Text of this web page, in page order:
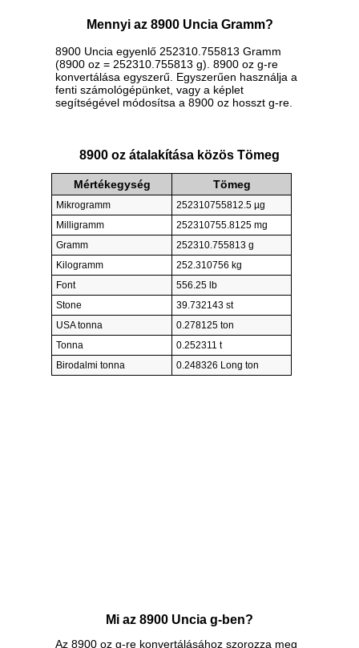
Mennyi az 8900 Uncia Gramm?
8900 Uncia egyenlő 252310.755813 Gramm
(8900 oz = 252310.755813 g). 8900 oz g-re
konvertálása egyszerű. Egyszerűen használja a
fenti számológépünket, vagy a képlet
segítségével módosítsa a 8900 oz hosszt g-re.
8900 oz átalakítása közös Tömeg
Mértékegység Tömeg
Mikrogramm
252310755812.5 µg
Milligramm
252310755.8125 mg
Gramm
252310.755813 g
Kilogramm
252.310756 kg
Font
556.25 lb
Stone
39.732143 st
USA tonna
0.278125 ton
Tonna
0.252311 t
Birodalmi tonna
0.248326 Long ton
Mi az 8900 Uncia g-ben?
Az 8900 oz g-re konvertálásához szorozza meg